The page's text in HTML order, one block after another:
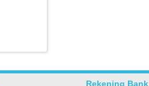
Rekening Bank